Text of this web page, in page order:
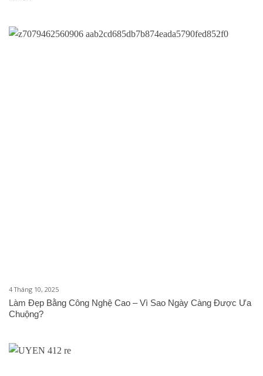
4 Tháng 10, 2025
Làm Đẹp Bằng Công Nghệ Cao – Vì Sao Ngày Càng Được Ưa
Chuộng?